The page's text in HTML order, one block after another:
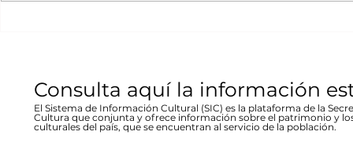
Stallforth
Consulta aquí la información
El Sistema de Información Cultural (SIC) es la plataforma de la
Cultura que conjunta y ofrece información sobre el patrimonio y
culturales del país, que se encuentran al servicio de la población.